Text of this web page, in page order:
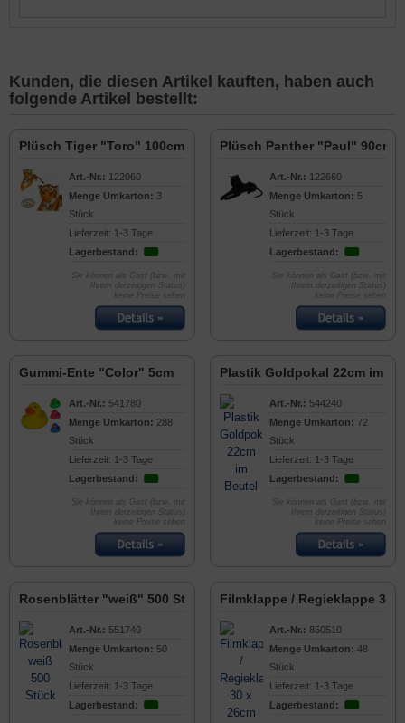
Kunden, die diesen Artikel kauften, haben auch
folgende Artikel bestellt:
Plüsch Tiger "Toro" 100cm
Art.-Nr.: 122060
Menge Umkarton: 3
Stück
Lieferzeit: 1-3 Tage
Lagerbestand:
Sie können als Gast (bzw. mit
Ihrem derzeitigen Status)
keine Preise sehen
Plüsch Panther "Paul" 90cm
Art.-Nr.: 122660
Menge Umkarton: 5
Stück
Lieferzeit: 1-3 Tage
Lagerbestand:
Sie können als Gast (bzw. mit
Ihrem derzeitigen Status)
keine Preise sehen
Gummi-Ente "Color" 5cm
Art.-Nr.: 541780
Menge Umkarton: 288
Stück
Lieferzeit: 1-3 Tage
Lagerbestand:
Sie können als Gast (bzw. mit
Ihrem derzeitigen Status)
keine Preise sehen
Plastik Goldpokal 22cm im
Art.-Nr.: 544240
Menge Umkarton: 72
Stück
Lieferzeit: 1-3 Tage
Lagerbestand:
Sie können als Gast (bzw. mit
Ihrem derzeitigen Status)
keine Preise sehen
Rosenblätter "weiß" 500 Stück
Art.-Nr.: 551740
Menge Umkarton: 50
Stück
Lieferzeit: 1-3 Tage
Lagerbestand:
Filmklappe / Regieklappe 30
Art.-Nr.: 850510
Menge Umkarton: 48
Stück
Lieferzeit: 1-3 Tage
Lagerbestand: